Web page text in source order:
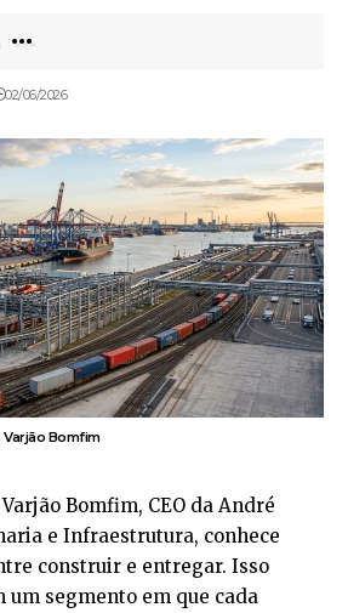
02/06/2026
Varjão Bomfim
Bomfim, CEO da André
e Infraestrutura, conhece
construir e entregar. Isso
um segmento em que cada